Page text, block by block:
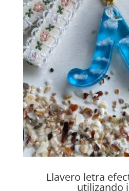
Llavero letra
utilizando